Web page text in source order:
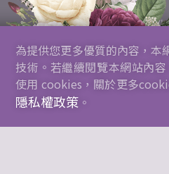
為提供您更多優質的內容，
技術。若繼續閱覽本網站內
使用 cookies，關於更多
隱私權政策 。